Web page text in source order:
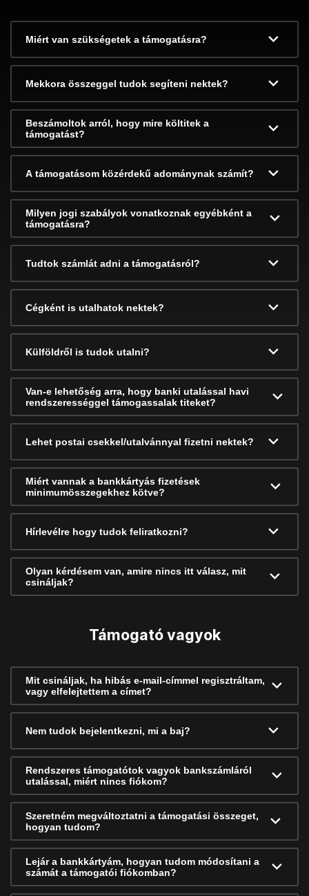
Miért van szükségetek a támogatásra?
Mekkora összeggel tudok segíteni nektek?
Beszámoltok arról, hogy mire költitek a
támogatást?
A támogatásom közérdekű adománynak számít?
Milyen jogi szabályok vonatkoznak egyébként a
támogatásra?
Tudtok számlát adni a támogatásról?
Cégként is utalhatok nektek?
Külföldről is tudok utalni?
Van-e lehetőség arra, hogy banki utalással havi
rendszerességgel támogassalak titeket?
Lehet postai csekkel/utalvánnyal fizetni nektek?
Miért vannak a bankkártyás fizetések
minimumösszegekhez kötve?
Hírlevélre hogy tudok feliratkozni?
Olyan kérdésem van, amire nincs itt válasz, mit
csináljak?
Támogató vagyok
Mit csináljak, ha hibás e-mail-címmel regisztráltam,
vagy elfelejtettem a címet?
Nem tudok bejelentkezni, mi a baj?
Rendszeres támogatótok vagyok bankszámláról
utalással, miért nincs fiókom?
Szeretném megváltoztatni a támogatási összeget,
hogyan tudom?
Lejár a bankkártyám, hogyan tudom módosítani a
számát a támogatói fiókomban?